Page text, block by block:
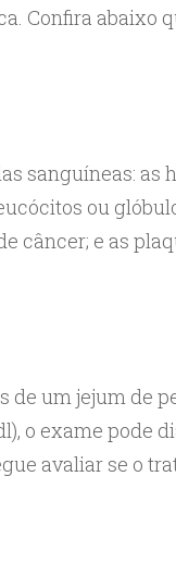
Confira abaixo
sanguíneas: as
ou
câncer; e as
de um jejum de
o exame pode
avaliar se o